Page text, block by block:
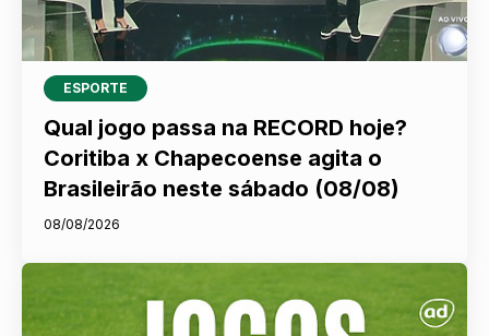
ESPORTE
Qual jogo passa na RECORD hoje?
Coritiba x Chapecoense agita o
Brasileirão neste sábado (08/08)
08/08/2026